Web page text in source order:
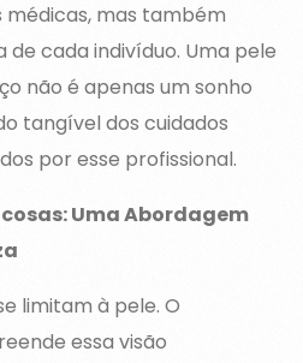
mas também
de cada indivíduo. Uma pele
não é apenas um sonho
tangível dos cuidados
por esse profissional.
Uma Abordagem
limitam à pele. O
essa visão